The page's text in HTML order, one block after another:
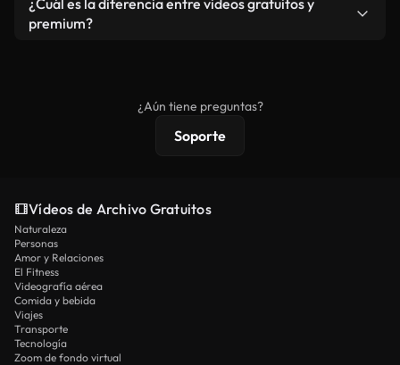
vídeos. Solo asegúrese de que el producto final no
¿Cuál es la diferencia entre videos gratuitos y
premium?
protecciones de licencia extendidas.
¿Aún tiene preguntas?
Soporte
Vídeos de Archivo Gratuitos
Naturaleza
Personas
Amor y Relaciones
El Fitness
Videografía aérea
Comida y bebida
Viajes
Transporte
Tecnología
Zoom de fondo virtual